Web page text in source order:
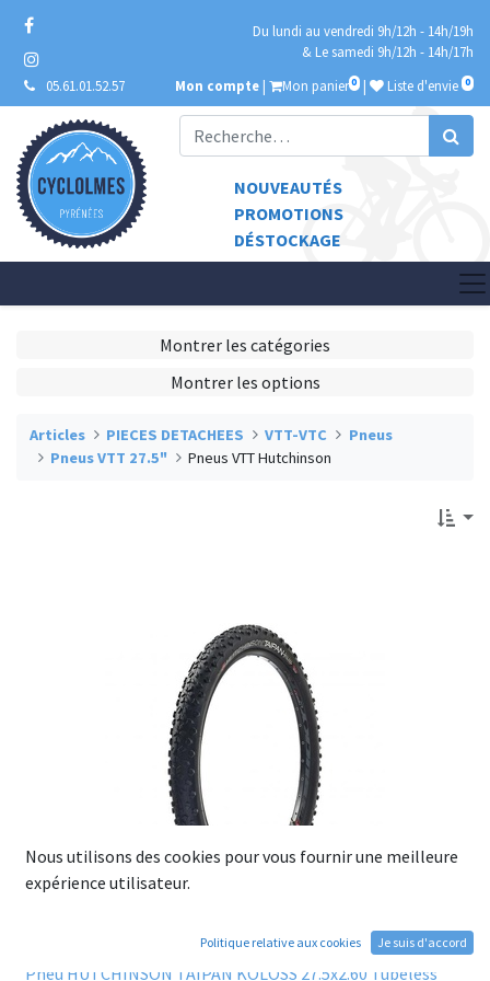
Du lundi au vendredi 9h/12h - 14h/19h
& Le samedi 9h/12h - 14h/17h
05.61.01.52.57
Mon compte | Mon panier 0 | Liste d'envie 0
NOUVEAUTÉS
PROMOTIONS
DÉSTOCKAGE
Montrer les catégories
Montrer les options
Articles PIECES DETACHEES VTT-VTC
Pneus
Pneus VTT 27.5"
Pneus VTT Hutchinson
Pneu HUTCHINSON TAIPAN KOLOSS 27.5x2.60 Tubeless
Nous utilisons des cookies pour vous fournir une meilleure
expérience utilisateur.
Politique relative aux cookies Je suis d'accord